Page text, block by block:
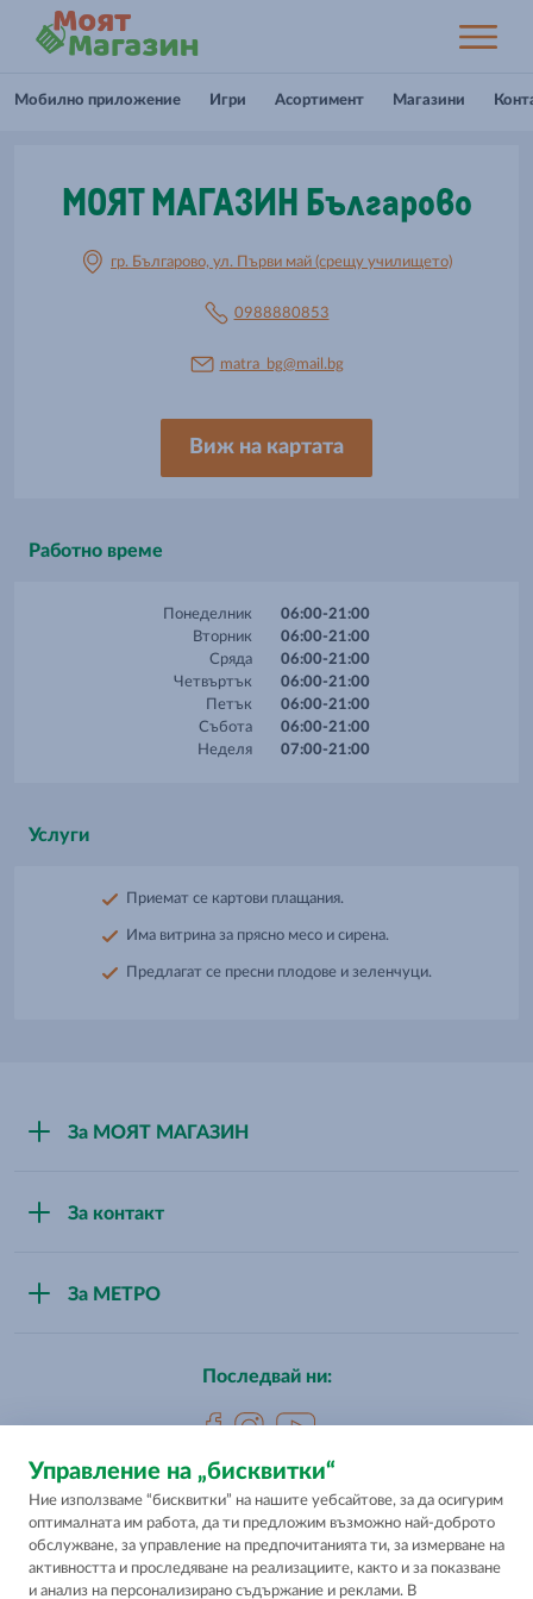
Мобилно приложение Игри Асортимент Магазини
МОЯТ МАГАЗИН Българово
гр. Българово, ул. Първи май (срещу училището)
0988880853
matra_bg@mail.bg
Виж на картата
Работно време
Понеделник
Вторник
Сряда
Четвъртък
Петък
Събота
Неделя
06:00-21:00
06:00-21:00
06:00-21:00
06:00-21:00
06:00-21:00
06:00-21:00
07:00-21:00
Услуги
Приемат се картови плащания.
Има витрина за прясно месо и сирена.
Предлагат се пресни плодове и зеленчуци.
Управление на „бисквитки“
Ние използваме “бисквитки” на нашите уебсайтове, за да осигурим
оптималната им работа, да ти предложим възможно най-доброто
обслужване, за управление на предпочитанията ти, за измерване на
активността и проследяване на реализациите, както и за показване
и анализ на персонализирано съдържание и реклами. В
За МОЯТ МАГАЗИН
За контакт
За МЕТРО
Последвай ни:
Цените са промоционални максимални в евро и лева и с
включен ДДС. Цените са препоръчителни и важат само за
обновените обекти МОЯТ МАГАЗИН, посочени в секция
"Магазини". Търговците от мрежата МОЯТ МАГАЗИН сами